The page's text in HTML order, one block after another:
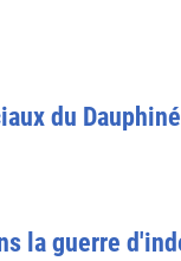
du
la guerre